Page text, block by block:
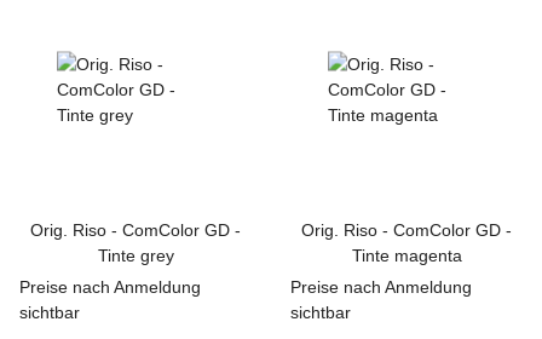
Orig. Riso - ComColor GD -
Tinte grey
Preise nach Anmeldung
sichtbar
Orig. Riso - ComColor GD -
Tinte magenta
Preise nach Anmeldung
sichtbar